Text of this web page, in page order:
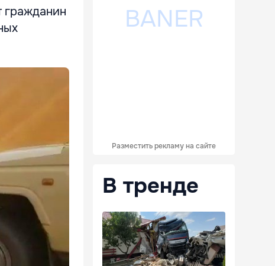
гражданин
Разместить рекламу на сайте
В тренде